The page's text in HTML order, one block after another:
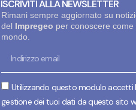
ISCRIVITI ALLA NEWSLETTER
Rimani sempre aggiornato su
del Impregeo per conoscere
mondo.
Utilizzando questo modulo accetti
gestione dei tuoi dati da questo sito